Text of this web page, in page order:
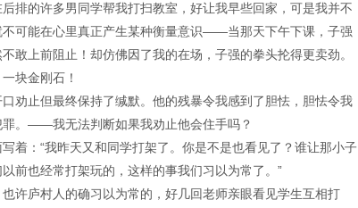
排的许多男同学帮我打扫教室，好让我早些回家，可是我并不
可能在心里真正产生某种衡量意识——当那天下午下课，子强
敢上前阻止！却仿佛因了我的在场，子强的拳头抡得更卖劲。
块金刚石！
劝止但最终保持了缄默。他的残暴令我感到了胆怯，胆怯令我
。——我无法判断如果我劝止他会住手吗？
着：“我昨天又和同学打架了。你是不是也看见了？谁让那小子
前也经常打架玩的，这样的事我们习以为常了。”
许庐村人的确习以为常的，好几回老师亲眼看见学生互相打